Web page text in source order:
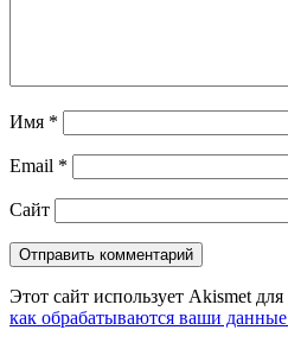
Имя *
Email *
Сайт
Этот сайт использует Akismet
как обрабатываются ваши